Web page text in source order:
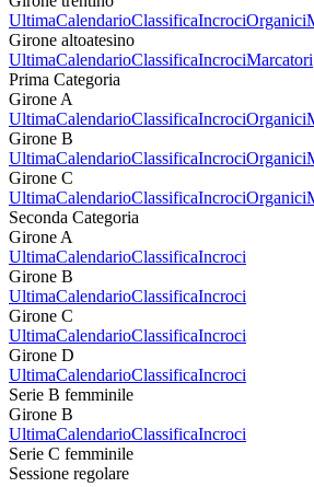
UltimaCalendarioClassificaIncrociOrganici
Girone altoatesino
UltimaCalendarioClassificaIncrociMarcatori
Prima Categoria
Girone A
UltimaCalendarioClassificaIncrociOrganici
Girone B
UltimaCalendarioClassificaIncrociOrganici
Girone C
UltimaCalendarioClassificaIncrociOrganici
Seconda Categoria
Girone A
UltimaCalendarioClassificaIncroci
Girone B
UltimaCalendarioClassificaIncroci
Girone C
UltimaCalendarioClassificaIncroci
Girone D
UltimaCalendarioClassificaIncroci
Serie B femminile
Girone B
UltimaCalendarioClassificaIncroci
Serie C femminile
Sessione regolare